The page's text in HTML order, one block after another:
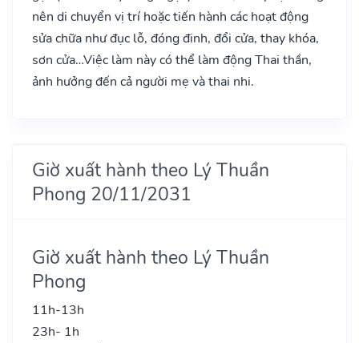
nên di chuyển vị trí hoặc tiến hành các hoạt động
sửa chữa như đục lỗ, đóng đinh, đổi cửa, thay khóa,
sơn cửa…Việc làm này có thể làm động Thai thần,
ảnh hưởng đến cả người mẹ và thai nhi.
Giờ xuất hành theo Lý Thuần
Phong 20/11/2031
Giờ xuất hành theo Lý Thuần
Phong
11h-13h
23h- 1h